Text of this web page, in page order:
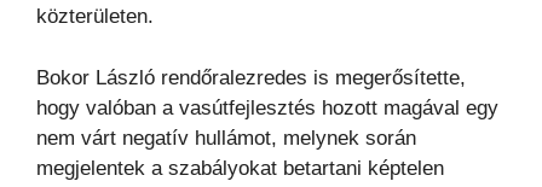
közterületen.
Bokor László rendőralezredes is megerősítette,
hogy valóban a vasútfejlesztés hozott magával egy
nem várt negatív hullámot, melynek során
megjelentek a szabályokat betartani képtelen